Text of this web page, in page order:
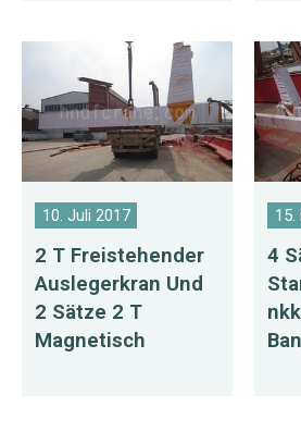
10. Juli 2017
2 T Freistehender
Auslegerkran Und
2 Sätze 2 T
Magnetisch
4